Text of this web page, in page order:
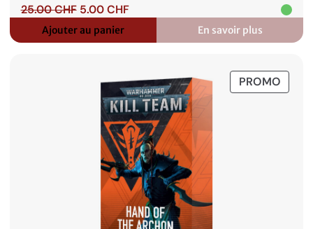
25.00CHF Le
initial
5.00CHFLe
actuel
Ajouter au panier En savoir plus
:
Kill
Datacards
Death
Korps
PROMO
EN